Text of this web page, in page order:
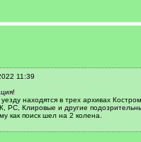
11:39
находятся в трех архивах
РС, Клировые и другие
как поиск шел на 2 колена.